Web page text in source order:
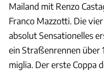
Mailand mit Renzo
Franco Mazzotti. Die
absolut Sensationelles
ein Straßenrennen über
miglia. Der erste Coppa